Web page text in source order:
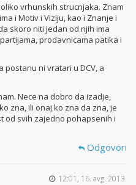
vrhunskih strucnjaka. Znam
i Motiv i Viziju, kao i Znanje i
skoro niti jedan od njih ima
prodavnicama patika i
postanu ni vratari u DCV, a
Nece na dobro da izadje,
zna, ili onaj ko zna da zna, je
od svih zajedno pohapsenih i
Odgovori
12:01, 16. avg. 2013.